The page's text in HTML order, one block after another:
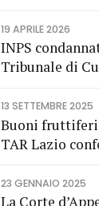
19 APRILE 2026
INPS
Tribunale di
Fossano vince
grazie all’Avv.
di Bra
13 SETTEMBRE 2025
Buoni
TAR Lazio
Consumo a
risparmiatori
23 GENNAIO 2025
La Corte